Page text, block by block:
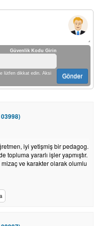
Güvenlik Kodu Girin
lütfen dikkat edin. Aksi
Gönder
iyi yetişmiş bir pedagog.
topluma yararlı işler yapmıştır.
ve karakter olarak olumlu